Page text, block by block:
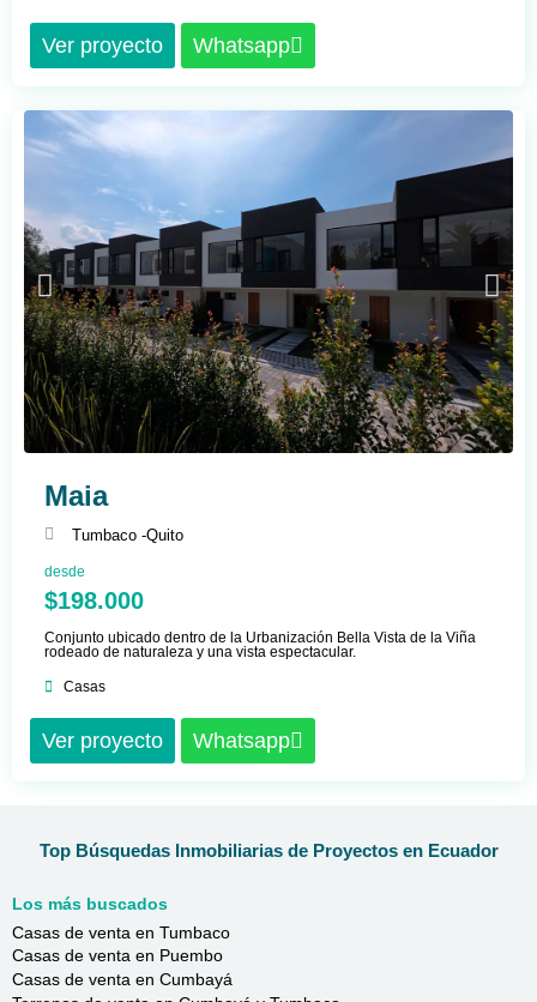
Ver proyecto Whatsapp
Maia
Tumbaco -Quito
desde
$198.000
Conjunto ubicado dentro de la Urbanización Bella Vista de la Viña
rodeado de naturaleza y una vista espectacular.
Casas
Ver proyecto Whatsapp
Top Búsquedas Inmobiliarias de Proyectos en Ecuador
Los más buscados
Casas de venta en Tumbaco
Casas de venta en Puembo
Casas de venta en Cumbayá